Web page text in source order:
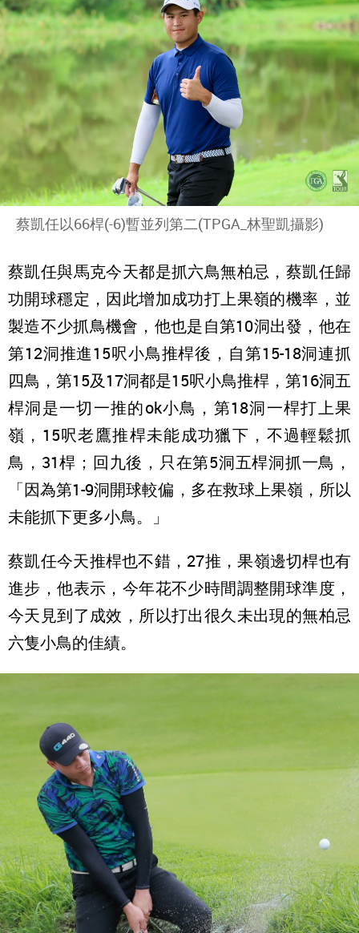
蔡凱任以66桿(-6)暫並列第二(TPGA_林聖凱攝影)
蔡凱任與馬克今天都是抓六鳥無柏忌，蔡凱任歸
功開球穩定，因此增加成功打上果嶺的機率，並
製造不少抓鳥機會，他也是自第10洞出發，他在
第12洞推進15呎小鳥推桿後，自第15-18洞連抓
四鳥，第15及17洞都是15呎小鳥推桿，第16洞五
桿洞是一切一推的ok小鳥，第18洞一桿打上果
嶺，15呎老鷹推桿未能成功獵下，不過輕鬆抓
鳥，31桿；回九後，只在第5洞五桿洞抓一鳥，
「因為第1-9洞開球較偏，多在救球上果嶺，所以
未能抓下更多小鳥。」
蔡凱任今天推桿也不錯，27推，果嶺邊切桿也有
進步，他表示，今年花不少時間調整開球準度，
今天見到了成效，所以打出很久未出現的無柏忌
六隻小鳥的佳績。